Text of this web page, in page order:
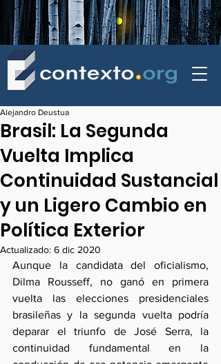
Brasil: La Segunda
Vuelta Implica
Continuidad Sustancial
y un Ligero Cambio en
Política Exterior
Alejandro Deustua
Actualizado: 6 dic 2020
Aunque la candidata del oficialismo,
Dilma Rousseff, no ganó en primera
vuelta las elecciones presidenciales
brasileñas y la segunda vuelta podría
deparar el triunfo de José Serra, la
continuidad fundamental en la